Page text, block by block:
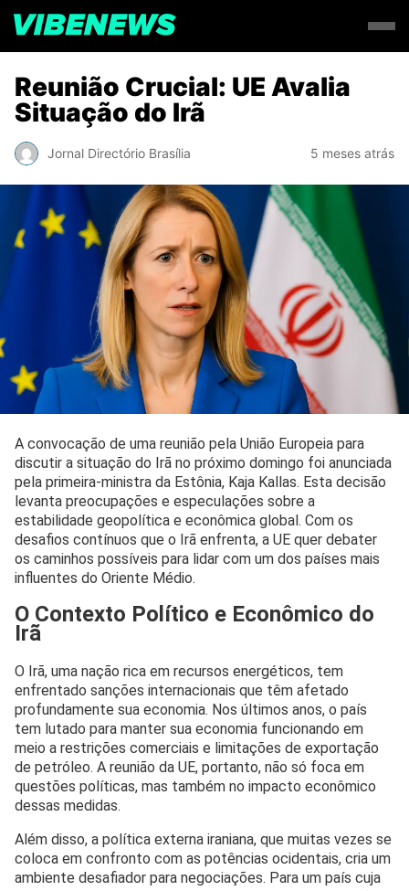
Reunião Crucial: UE Avalia
Situação do Irã
Jornal Directório Brasília 5 meses atrás
A convocação de uma reunião pela União Europeia para
discutir a situação do Irã no próximo domingo foi anunciada
pela primeira-ministra da Estônia, Kaja Kallas. Esta decisão
levanta preocupações e especulações sobre a
estabilidade geopolítica e econômica global. Com os
desafios contínuos que o Irã enfrenta, a UE quer debater
os caminhos possíveis para lidar com um dos países mais
influentes do Oriente Médio.
O Contexto Político e Econômico do
Irã
O Irã, uma nação rica em recursos energéticos, tem
enfrentado sanções internacionais que têm afetado
profundamente sua economia. Nos últimos anos, o país
tem lutado para manter sua economia funcionando em
meio a restrições comerciais e limitações de exportação
de petróleo. A reunião da UE, portanto, não só foca em
questões políticas, mas também no impacto econômico
dessas medidas.
Além disso, a política externa iraniana, que muitas vezes se
coloca em confronto com as potências ocidentais, cria um
ambiente desafiador para negociações. Para um país cuja